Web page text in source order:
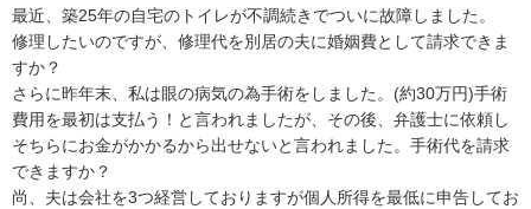
最近、築25年の自宅のトイレが不調続きでついに故障しました。
修理したいのですが、修理代を別居の夫に婚姻費として請求できま
すか？
さらに昨年末、私は眼の病気の為手術をしました。(約30万円)手術
費用を最初は支払う！と言われましたが、その後、弁護士に依頼し
そちらにお金がかかるから出せないと言われました。手術代を請求
できますか？
尚、夫は会社を3つ経営しておりますが個人所得を最低に申告してお